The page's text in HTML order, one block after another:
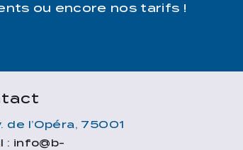
ou encore nos tarifs !
de l’Opéra, 75001
: info@b-